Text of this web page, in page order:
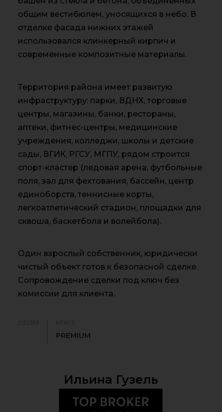
общим вестибюлем, уносящихся в небо. В
отделке фасада нижних этажей
использовался клинкерный кирпич и
современные композитные материалы.
Территория района имеет развитую
инфраструктуру: парки, ВДНХ, торговые
центры, магазины, банки, рестораны,
аптеки, фитнес-центры, медицинские
учреждения, колледжи, школы и детские
сады, ВГИК, РГСУ, МГПУ, рядом строится
спорт-кластер (ледовая арена, футбольные
поля, зал для фехтования, бассейн, центр
единоборств, теннисные корты,
легкоатлетический стадион, площадки для
сквоша, баскетбола и волейбола).
Один взрослый собственник, юридически
чистый объект готов к безопасной сделке.
Сопровождение сделки под ключ без
комиссии для клиента.
PREMIUM
Ильина Гузель